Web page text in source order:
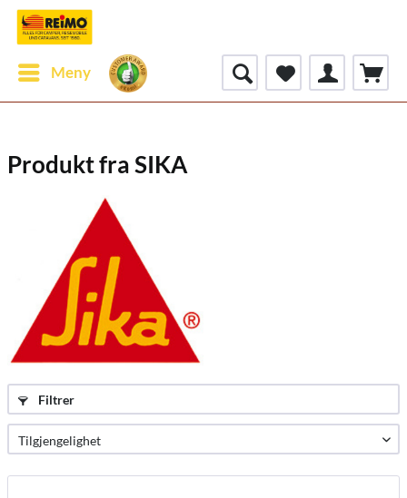
Meny
Produkt fra SIKA
Filtrer